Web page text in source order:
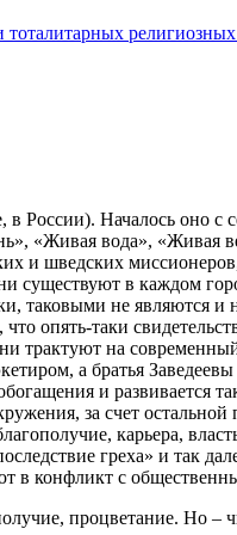
тоталитарных
России). Началось оно
«Живая вода», «Живая
и шведских
существуют в каждом
таковыми не являются
опять-таки
трактуют на
а братья
и развивается
за счет остальной
карьера,
греха» и так
в конфликт с
процветание. Но